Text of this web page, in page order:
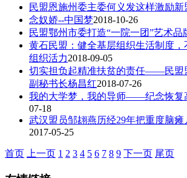
民盟恩施州委主委何义发这样激励新
念奴娇--中国梦2018-10-26
民盟鄂州市委打造“一院一团”艺术品
黄石民盟：健全基层组织生活制度
组织活力2018-09-05
切实担负起精准扶贫的责任——民盟
副秘书长杨昌红2018-07-26
我的大学梦，我的导师——纪念恢复
07-18
武汉盟员邹翃燕历经29年把重度脑
2017-05-25
首页 上一页 1 2 3 4 5 6 7 8 9 下一页 尾页